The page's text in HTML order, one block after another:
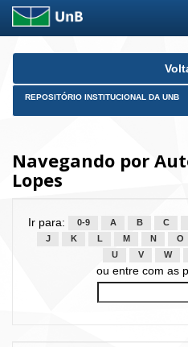
Skip
REPOSITÓRIO INSTITUCIONAL DA UNB
Navegando por
Lopes
Ir para: 0-9 A B C
J
K L M N O
U
V W
ou entre com as